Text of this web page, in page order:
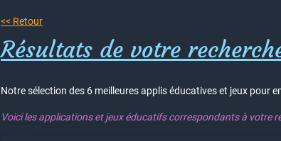
<< Retour
Résultats de votre
Notre sélection des 6 meilleures applis éducatives et jeux pour
Voici les applications et jeux éducatifs correspondants à votre